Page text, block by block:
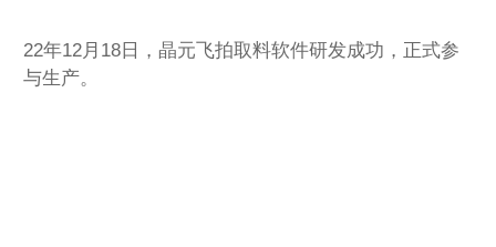
22年12月18日，晶元飞拍取料软件研发成功，正式参
与生产。